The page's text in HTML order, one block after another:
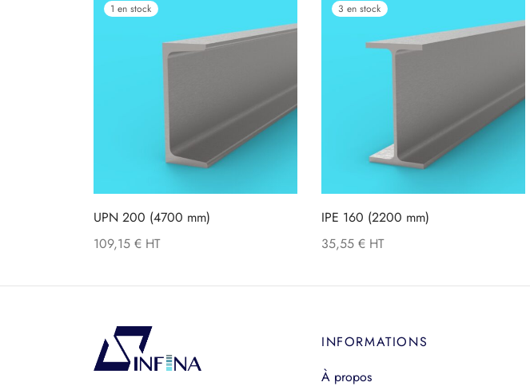
1 en stock
UPN 200 (4700 mm)
109,15 €
3 en stock
IPE 160 (2200 mm)
35,55 €
INFORMATIONS
À propos